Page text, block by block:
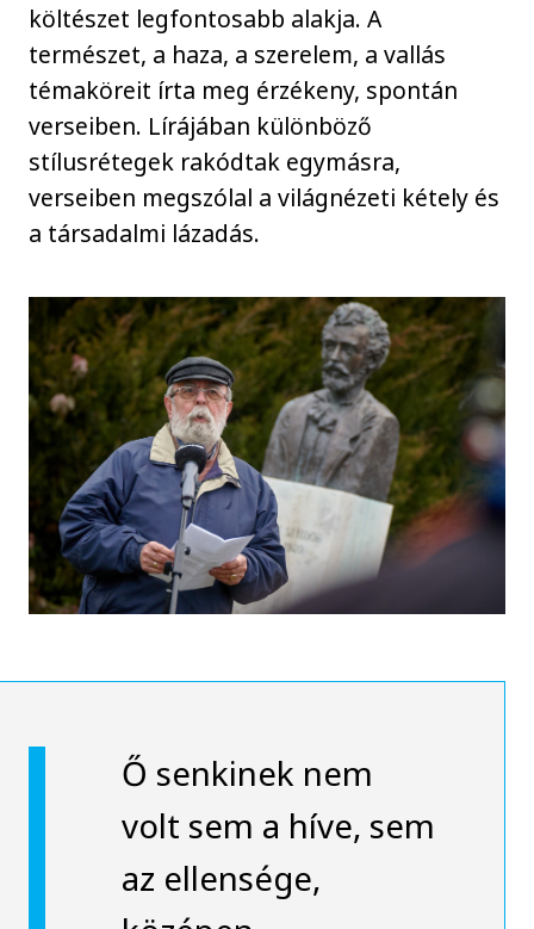
költészet legfontosabb alakja. A
természet, a haza, a szerelem, a vallás
témaköreit írta meg érzékeny, spontán
verseiben. Lírájában különböző
stílusrétegek rakódtak egymásra,
verseiben megszólal a világnézeti kétely és
a társadalmi lázadás.
Ő senkinek nem
volt sem a híve, sem
az ellensége,